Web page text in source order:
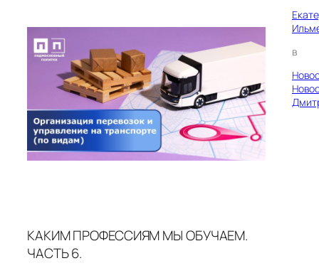
в
КАКИМ ПРОФЕССИЯМ МЫ ОБУЧАЕМ.
ЧАСТЬ 6.